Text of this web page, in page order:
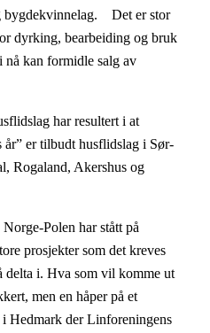
bygdekvinnelag. Det er stor
dyrking, bearbeiding og bruk
kan formidle salg av
har resultert i at
år” er tilbudt husflidslag i Sør-
Rogaland, Akershus og
Polen har stått på
prosjekter som det kreves
delta i. Hva som vil komme ut
men en håper på et
Hedmark der Linforeningens